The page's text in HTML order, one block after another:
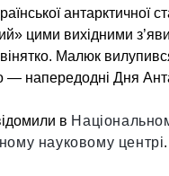
антарктичної
цими вихідними
Малюк
— напередодні Дня
в
науковому центрі.